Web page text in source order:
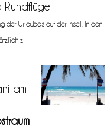
Rundflüge
der Urlaubes auf der Insel. In den
z
am